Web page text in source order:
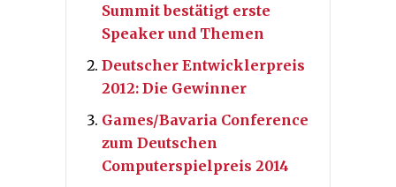
Summit bestätigt erste
Speaker und Themen
Deutscher Entwicklerpreis
2012: Die Gewinner
Games/Bavaria Conference
zum Deutschen
Computerspielpreis 2014